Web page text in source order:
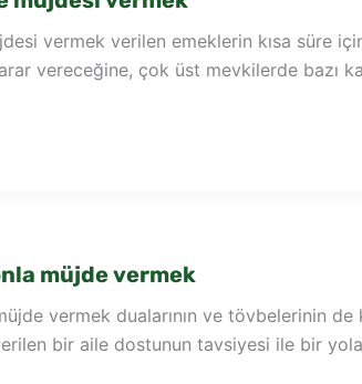
vermek verilen emeklerin kısa süre
vereceğine, çok üst mevkilerde bazı
müjde vermek
vermek dualarının ve tövbelerinin de
bir aile dostunun tavsiyesi ile bir yola